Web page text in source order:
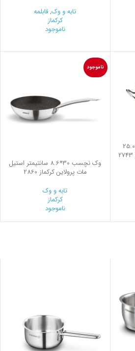
تابه و وک,قابلمه
کرکماز
ناموجود
قابلمه کوتاه 40*20 سانتیمتر 25.0
ناموجود
وک نچسب 30*8.6 سانتیمتر استیل
مات پرولاین کرکماز 2860
تابه و وک
کرکماز
ناموجود